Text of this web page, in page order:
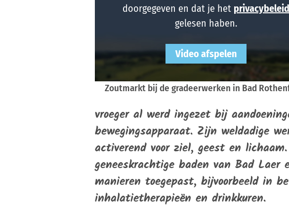
doorgegeven en dat je het privacybeleid
gelesen haben.
Zoutmarkt bij de gradeerwerken in Bad
vroeger al werd ingezet bij
bewegingsapparaat. Zijn weldadige
activerend voor ziel, geest en
geneeskrachtige baden van Bad
manieren toegepast, bijvoorbeeld in
inhalatietherapieën en drinkkuren.